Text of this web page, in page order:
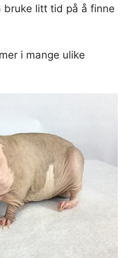
bruke litt tid på å finne
i mange ulike